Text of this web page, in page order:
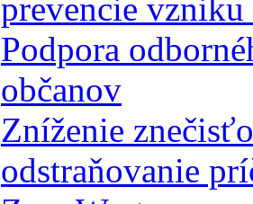
prevencie vzniku
Podpora
občanov
Zníženie
odstraňovanie